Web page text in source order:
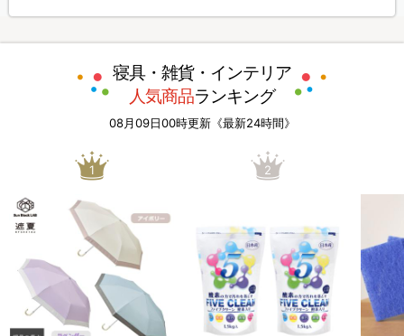
寝具・雑貨・インテリア
人気商品ランキング
08月09日00時更新《最新24時間》
1 2